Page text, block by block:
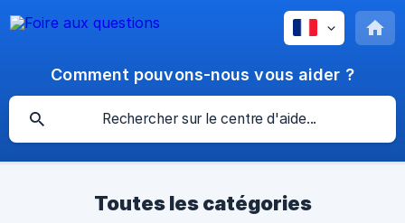
Comment pouvons-nous vous aider ?
Toutes les catégories